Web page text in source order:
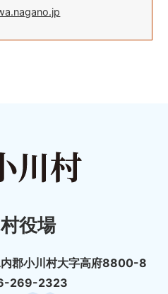
役場
郡小川村大字高府8800-8
269-2323